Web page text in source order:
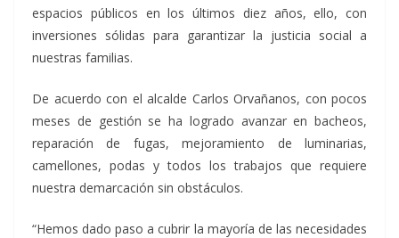
espacios públicos en los últimos diez años, ello, con
inversiones sólidas para garantizar la justicia social a
nuestras familias.
De acuerdo con el alcalde Carlos Orvañanos, con pocos
meses de gestión se ha logrado avanzar en bacheos,
reparación de fugas, mejoramiento de luminarias,
camellones, podas y todos los trabajos que requiere
nuestra demarcación sin obstáculos.
“Hemos dado paso a cubrir la mayoría de las necesidades